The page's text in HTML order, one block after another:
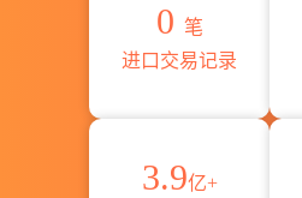
0 笔
进口交易记录
3.9亿+